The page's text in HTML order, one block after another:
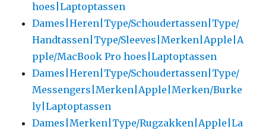
hoes|Laptoptassen
Dames|Heren|Type/Schoudertassen|Type/
Handtassen|Type/Sleeves|Merken|Apple|A
pple/MacBook Pro hoes|Laptoptassen
Dames|Heren|Type/Schoudertassen|Type/
Messengers|Merken|Apple|Merken/Burke
ly|Laptoptassen
Dames|Merken|Type/Rugzakken|Apple|La